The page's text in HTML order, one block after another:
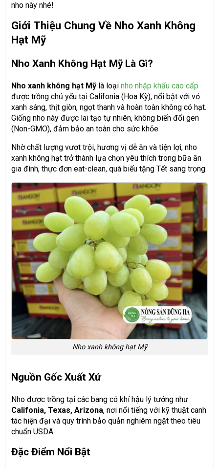
nho này nhé!
Giới Thiệu Chung Về Nho Xanh Không
Hạt Mỹ
Nho Xanh Không Hạt Mỹ Là Gì?
Nho xanh không hạt Mỹ là loại nho nhập khẩu cao cấp
được trồng chủ yếu tại Califonia (Hoa Kỳ), nổi bật với vỏ
xanh sáng, thịt giòn, ngọt thanh và hoàn toàn không có hạt.
Giống nho này được lai tạo tự nhiên, không biến đổi gen
(Non-GMO), đảm bảo an toàn cho sức khỏe.
Nhờ chất lượng vượt trội, hương vị dễ ăn và tiện lợi, nho
xanh không hạt trở thành lựa chọn yêu thích trong bữa ăn
gia đình, thực đơn eat-clean, quà biếu tặng Tết sang trọng.
Nho xanh không hạt Mỹ
Nguồn Gốc Xuất Xứ
Nho được trồng tại các bang có khí hậu lý tưởng như
Califonia, Texas, Arizona, nơi nổi tiếng với kỹ thuật canh
tác hiện đại và quy trình bảo quản nghiêm ngặt theo tiêu
chuẩn USDA.
Đặc Điểm Nổi Bật